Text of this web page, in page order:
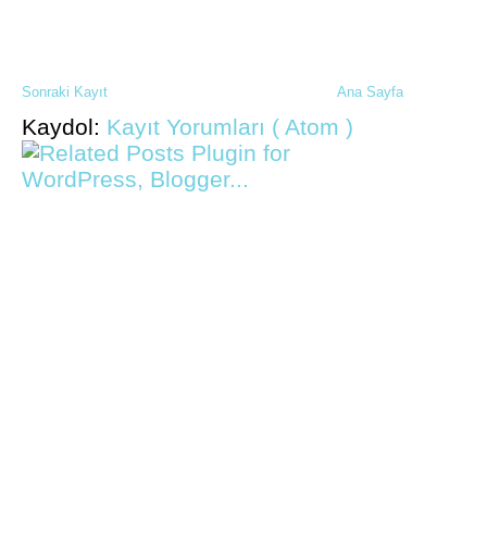
Sonraki Kayıt Ana Sayfa
Kaydol: Kayıt Yorumları ( Atom )